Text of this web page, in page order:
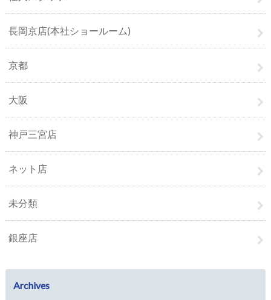
長岡京店(本社ショールーム)
京都
大阪
神戸三宮店
ネット店
未分類
銀座店
Archives